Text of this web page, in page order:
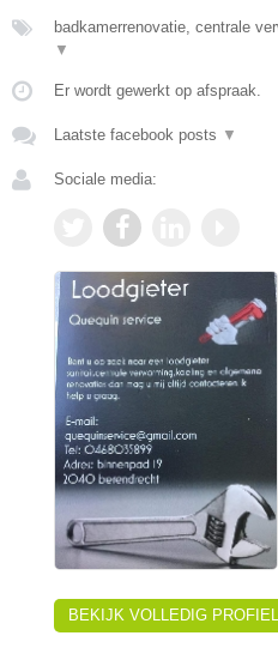
badkamerrenovatie, centrale
▼
Er wordt gewerkt op afspraak.
Laatste facebook posts ▼
Sociale media:
BEKIJK VOLLEDIG PROFIEL